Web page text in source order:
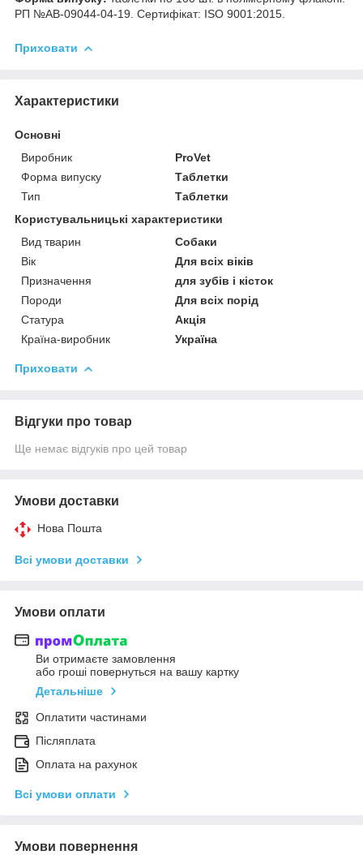
РП №АВ-09044-04-19. Сертифікат: ISO 9001:2015.
Приховати
Характеристики
Основні
Виробник
ProVet
Форма випуску
Таблетки
Тип
Таблетки
Користувальницькі характеристики
Вид тварин
Собаки
Вік
Для всіх віків
Призначення
для зубів і кісток
Породи
Для всіх порід
Статура
Акція
Країна-виробник
Україна
Приховати
Відгуки про товар
Ще немає відгуків про цей товар
Умови доставки
Нова Пошта
Всі умови доставки
Умови оплати
Ви отримаєте замовлення
або гроші повернуться на вашу картку
Детальніше
Оплатити частинами
Післяплата
Оплата на рахунок
Всі умови оплати
Умови повернення